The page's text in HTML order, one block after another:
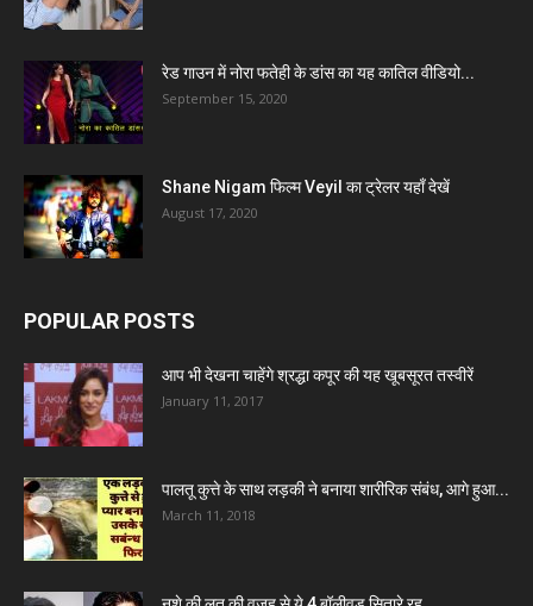
रेड गाउन में नोरा फतेही के डांस का यह कातिल वीडियो...
September 15, 2020
Shane Nigam फिल्म Veyil का ट्रेलर यहाँ देखें
August 17, 2020
POPULAR POSTS
आप भी देखना चाहेंगे श्रद्धा कपूर की यह खूबसूरत तस्वीरें
January 11, 2017
पालतू कुत्ते के साथ लड़की ने बनाया शारीरिक संबंध, आगे हुआ...
March 11, 2018